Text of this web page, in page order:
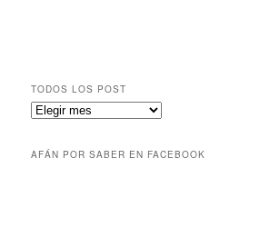
TODOS LOS POST
AFÁN POR SABER EN FACEBOOK